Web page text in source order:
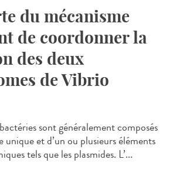
du mécanisme
de coordonner la
des deux
de Vibrio
sont généralement composés
unique et d’un ou plusieurs éléments
tels que les plasmides. L’...